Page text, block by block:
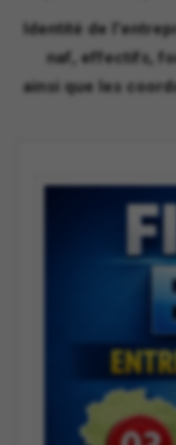
Identité de
naf, effectifs,
ainsi que les